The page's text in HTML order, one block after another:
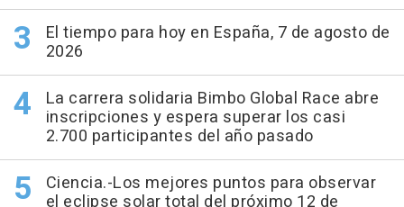
El tiempo para hoy en España, 7 de agosto de
2026
La carrera solidaria Bimbo Global Race abre
inscripciones y espera superar los casi
2.700 participantes del año pasado
Ciencia.-Los mejores puntos para observar